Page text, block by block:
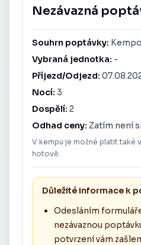
Nezávazná
Souhrn poptávky:
Vybraná jednotka: -
Příjezd/Odjezd:
Nocí: 3
Dospělí: 2
Odhad ceny: Zatím není
V kempu je možné platit také
hotově.
Důležité informace k
Odesláním
nezávaznou
potvrzení vám